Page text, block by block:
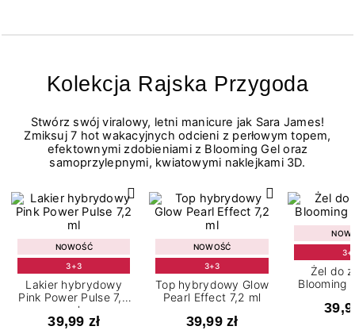
Kolekcja Rajska Przygoda
Stwórz swój viralowy, letni manicure jak Sara James!
Zmiksuj 7 hot wakacyjnych odcieni z perłowym topem,
efektownymi zdobieniami z Blooming Gel oraz
samoprzylepnymi, kwiatowymi naklejkami 3D.
NOWOŚĆ
3+3
Lakier hybrydowy
Pink Power Pulse 7,2
ml
39,99 zł
NOWOŚĆ
3+3
Top hybrydowy Glow
Pearl Effect 7,2 ml
39,99 zł
Żel do
Blooming